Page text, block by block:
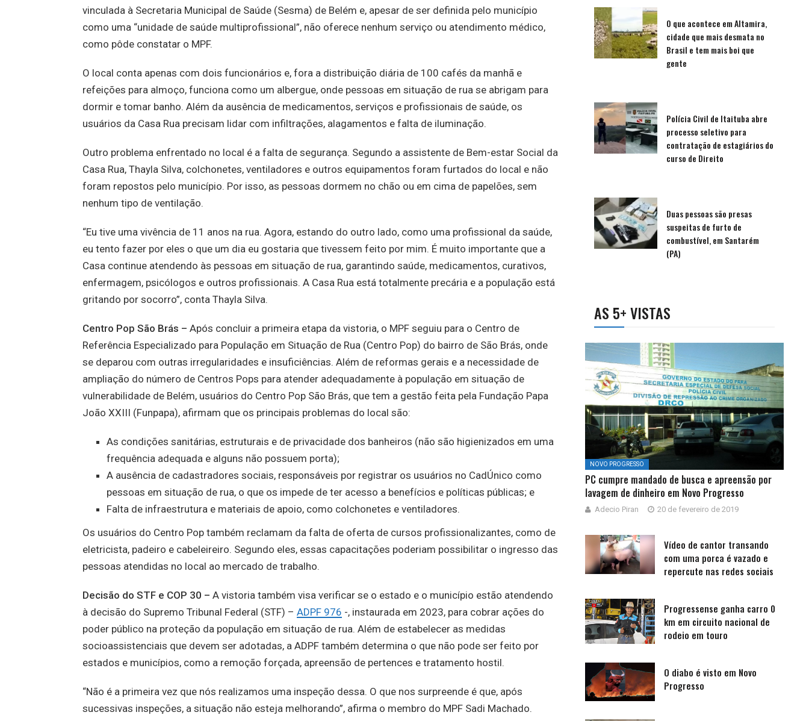
vinculada à Secretaria Municipal de Saúde (Sesma) de Belém e, apesar de ser definida pelo município
como uma “unidade de saúde multiprofissional”, não oferece nenhum serviço ou atendimento médico,
como pôde constatar o MPF.
O local conta apenas com dois funcionários e, fora a distribuição diária de 100 cafés da manhã e
refeições para almoço, funciona como um albergue, onde pessoas em situação de rua se abrigam para
dormir e tomar banho. Além da ausência de medicamentos, serviços e profissionais de saúde, os
usuários da Casa Rua precisam lidar com infiltrações, alagamentos e falta de iluminação.
Outro problema enfrentado no local é a falta de segurança. Segundo a assistente de Bem-estar Social da
Casa Rua, Thayla Silva, colchonetes, ventiladores e outros equipamentos foram furtados do local e não
foram repostos pelo município. Por isso, as pessoas dormem no chão ou em cima de papelões, sem
nenhum tipo de ventilação.
“Eu tive uma vivência de 11 anos na rua. Agora, estando do outro lado, como uma profissional da saúde,
eu tento fazer por eles o que um dia eu gostaria que tivessem feito por mim. É muito importante que a
Casa continue atendendo às pessoas em situação de rua, garantindo saúde, medicamentos, curativos,
enfermagem, psicólogos e outros profissionais. A Casa Rua está totalmente precária e a população está
gritando por socorro”, conta Thayla Silva.
Centro Pop São Brás – Após concluir a primeira etapa da vistoria, o MPF seguiu para o Centro de
Referência Especializado para População em Situação de Rua (Centro Pop) do bairro de São Brás, onde
se deparou com outras irregularidades e insuficiências. Além de reformas gerais e a necessidade de
ampliação do número de Centros Pops para atender adequadamente à população em situação de
vulnerabilidade de Belém, usuários do Centro Pop São Brás, que tem a gestão feita pela Fundação Papa
João XXIII (Funpapa), afirmam que os principais problemas do local são:
As condições sanitárias, estruturais e de privacidade dos banheiros (não são higienizados em uma
frequência adequada e alguns não possuem porta);
A ausência de cadastradores sociais, responsáveis por registrar os usuários no CadÚnico como
pessoas em situação de rua, o que os impede de ter acesso a benefícios e políticas públicas; e
Falta de infraestrutura e materiais de apoio, como colchonetes e ventiladores.
Os usuários do Centro Pop também reclamam da falta de oferta de cursos profissionalizantes, como de
eletricista, padeiro e cabeleireiro. Segundo eles, essas capacitações poderiam possibilitar o ingresso das
pessoas atendidas no local ao mercado de trabalho.
Decisão do STF e COP 30 – A vistoria também visa verificar se o estado e o município estão atendendo
à decisão do Supremo Tribunal Federal (STF) – ADPF 976 -, instaurada em 2023, para cobrar ações do
poder público na proteção da população em situação de rua. Além de estabelecer as medidas
socioassistenciais que devem ser adotadas, a ADPF também determina o que não pode ser feito por
estados e municípios, como a remoção forçada, apreensão de pertences e tratamento hostil.
“Não é a primeira vez que nós realizamos uma inspeção dessa. O que nos surpreende é que, após
sucessivas inspeções, a situação não esteja melhorando”, afirma o membro do MPF Sadi Machado.
O que acontece em Altamira,
cidade que mais desmata no
Brasil e tem mais boi que
gente
Polícia Civil de Itaituba abre
processo seletivo para
contratação de estagiários do
curso de Direito
Duas pessoas são presas
suspeitas de furto de
combustível, em Santarém
(PA)
AS 5+ VISTAS
NOVO PROGRESSO
PC cumpre mandado de busca e apreensão por
lavagem de dinheiro em Novo Progresso
Adecio Piran 20 de fevereiro de 2019
Vídeo de cantor transando
com uma porca é vazado e
repercute nas redes sociais
Progressense ganha carro 0
km em circuito nacional de
rodeio em touro
O diabo é visto em Novo
Progresso